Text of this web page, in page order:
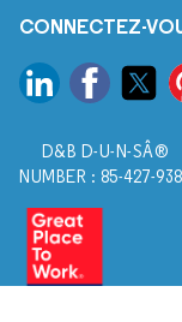
CONNECTEZ-
D&B D-U-N-SÂ®
NUMBER : 85-427-